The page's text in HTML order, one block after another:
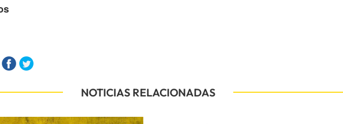
NOTICIAS RELACIONADAS